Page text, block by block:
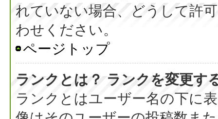
れていない場合、どうして許
わせください。
ページトップ
ランクとは？ ランクを変更す
ランクとはユーザー名の下に